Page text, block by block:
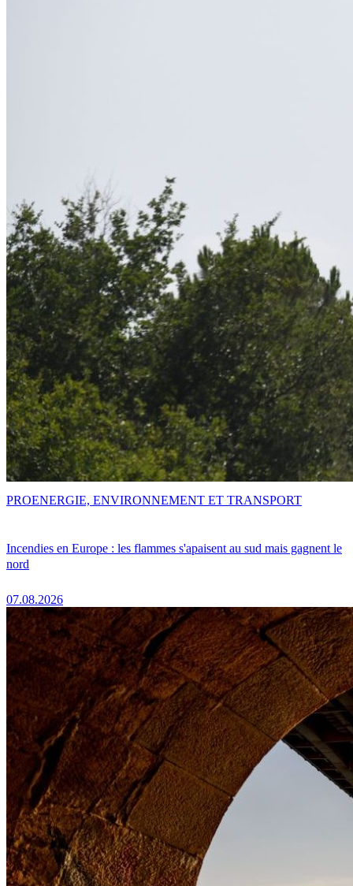
Incendies en Europe : les flammes s'apaisent au sud mais gagnent le
nord
07.08.2026
PROENERGIE, ENVIRONNEMENT ET TRANSPORT